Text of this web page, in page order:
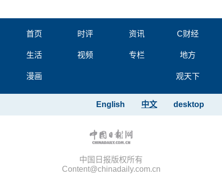
首页 时评 资讯 C财经
生活 视频 专栏 地方
漫画 观天下
desktop
中文
English
中国日报版权所有
Content@chinadaily.com.cn